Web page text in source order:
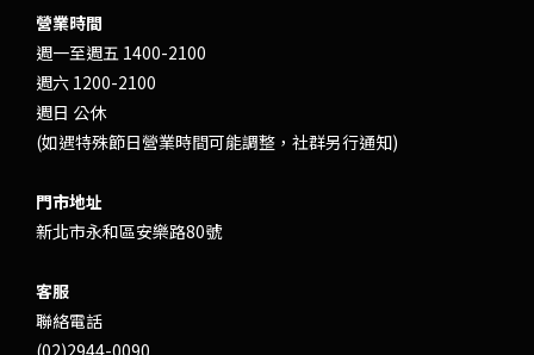
營業時間
週一至週五 1400-2100
週六 1200-2100
週日 公休
(如遇特殊節日營業時間可能調整，社群另行通知)
門市地址
新北市永和區安樂路80號
客服
聯絡電話
(02)2944-0090